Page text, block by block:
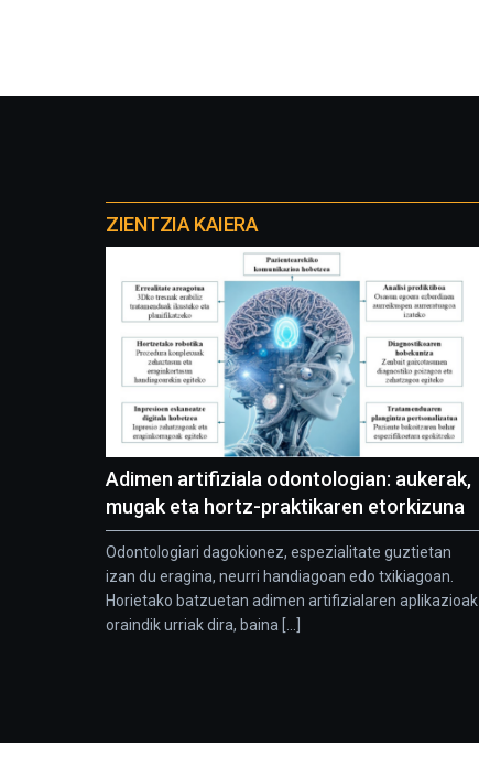
proyectos
ZIENTZIA KAIERA
Adimen artifiziala odontologian: aukerak,
mugak eta hortz-praktikaren etorkizuna
Odontologiari dagokionez, espezialitate guztietan
izan du eragina, neurri handiagoan edo txikiagoan.
Horietako batzuetan adimen artifizialaren aplikazioak
oraindik urriak dira, baina [...]